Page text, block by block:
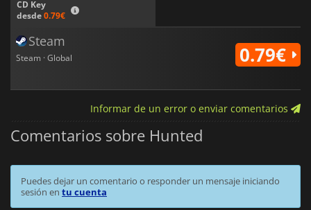
CD Key
desde0.79€
Steam
Steam · Global 0.79€
Informar de un error o enviar comentarios
Comentarios sobre Hunted
Puedes dejar un comentario o responder un mensaje iniciando
sesión en tu cuenta